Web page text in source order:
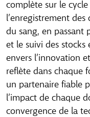
complète sur le
l’enregistrement
du sang, en passant
et le suivi des stocks
envers l’innovation
reflète dans chaque
un partenaire fiable
l’impact de chaque
convergence de la